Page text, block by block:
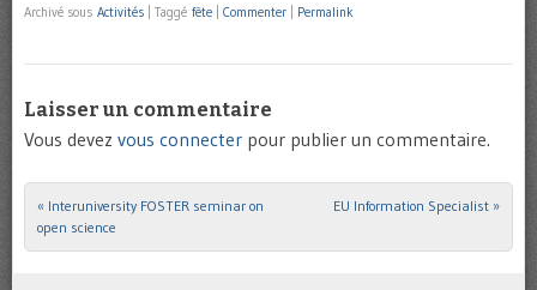
Archivé sous Activités Taggé fête Commenter Permalink
Laisser un commentaire
Vous devez vous connecter pour publier un commentaire.
Post navigation
« Interuniversity FOSTER seminar on
open science
EU Information Specialist »